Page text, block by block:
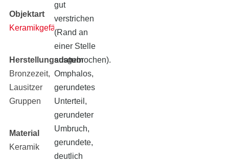
Objektart
Keramikgefäß
Herstellungsdatum
Bronzezeit,
Lausitzer
Gruppen
Material
Keramik
gut
verstrichen
(Rand an
einer Stelle
ausgebrochen).
Omphalos,
gerundetes
Unterteil,
gerundeter
Umbruch,
gerundete,
deutlich